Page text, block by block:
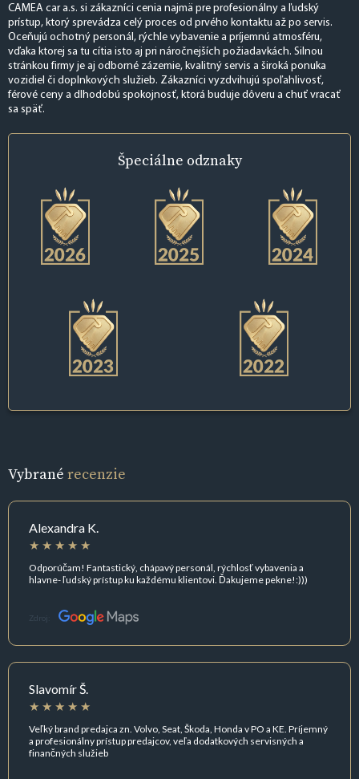
CAMEA car a.s. si zákazníci cenia najmä pre profesionálny a ľudský
prístup, ktorý sprevádza celý proces od prvého kontaktu až po servis.
Oceňujú ochotný personál, rýchle vybavenie a príjemnú atmosféru,
vďaka ktorej sa tu cítia isto aj pri náročnejších požiadavkách. Silnou
stránkou firmy je aj odborné zázemie, kvalitný servis a široká ponuka
vozidiel či doplnkových služieb. Zákazníci vyzdvihujú spoľahlivosť,
férové ceny a dlhodobú spokojnosť, ktorá buduje dôveru a chuť vracať
sa späť.
Špeciálne odznaky
Vybrané recenzie
Alexandra K.
Odporúčam! Fantastický, chápavý personál, rýchlosť vybavenia a
hlavne- ľudský prístup ku každému klientovi. Ďakujeme pekne!:)))
Zdroj:
Slavomír Š.
Veľký brand predajca zn. Volvo, Seat, Škoda, Honda v PO a KE. Príjemný
a profesionálny prístup predajcov, veľa dodatkových servisných a
finančných služieb